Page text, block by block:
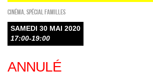
Cinéma Spécial familles
SAMEDI 30 MAI 2020
17:00-19:00
ANNULÉ